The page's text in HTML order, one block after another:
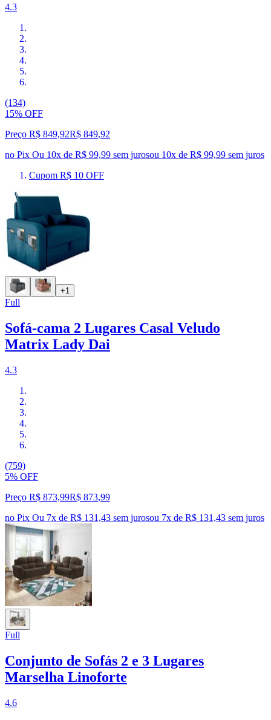
4.3
(134)
15% OFF
Preço R$ 849,92R$ 849,92
no Pix Ou 10x de R$ 99,99 sem jurosou 10x de R$ 99,99 sem juros
Cupom R$ 10 OFF
+1
Full
Sofá-cama 2 Lugares Casal Veludo
Matrix Lady Dai
4.3
(759)
5% OFF
Preço R$ 873,99R$ 873,99
no Pix Ou 7x de R$ 131,43 sem jurosou 7x de R$ 131,43 sem juros
Full
Conjunto de Sofás 2 e 3 Lugares
Marselha Linoforte
4.6